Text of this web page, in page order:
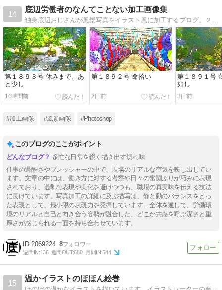
14
底辺労働者のなんてことない加工画像集
独身底辺おじさんが風景写真をイラスト風に加工するブログ。２０２３年６月１４日に４度目のブログタイトル変更。旧タイトル-底辺ひせいき労働者のなんてことない加工画像集旧タイトル-底辺Wワーカーのなんてことない加工画像集
第１８９３号 休みまで、あ
と少し
14時間前
第１８９２号 命拾い
2日前
第１８９１号
如し
3日前
#加工画像 #風景画像 #Photoshop
このブログのここがポイント
多忙な日常を鋭く描き出す切れ味
仕事の過酷さやプレッシャーの中で、現場のリアルな空気を映し出してい
ます。文章の中には、働き方に対する考察や日々の奮闘ぶりが巧みに表現
されており、過剰な表現や美化を避けつつも、職場の真実味を伝える技法
に長けています。写真加工の詳細に及ぶ描写は、静と動のバランスをとっ
た表現として、最小限の表現力を発揮しています。全体を通して、労働環
境のリアルと自己と向き合う姿勢が融合した、どこか共感を呼ぶ潔さと重
厚さが感じられる一面を持ち合わせています。
2069224 8
週間IN:136 週間OUT:680 月間IN:544
15
温かイラストのほほん絵巻